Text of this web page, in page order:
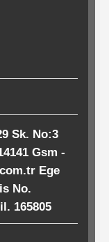
Sk. No:3
Gsm -
Ege
No.
165805